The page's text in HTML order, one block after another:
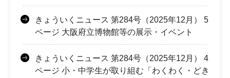
きょういくニュース 第284号（2025年12月） 5
ページ 大阪府立博物館等の展示・イベント
きょういくニュース 第284号（2025年12月） 4
ページ 小・中学生が取り組む「わくわく・どき